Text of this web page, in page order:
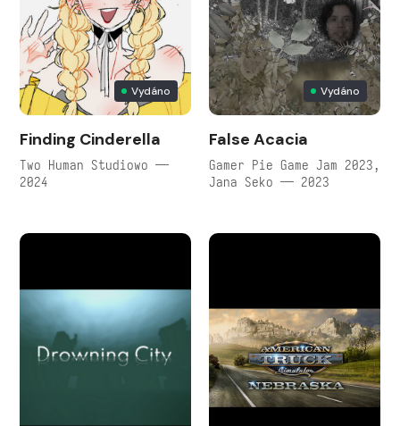
Vydáno
Finding Cinderella
Two Human Studiowo —
2024
Vydáno
False Acacia
Gamer Pie Game Jam 2023,
Jana Seko — 2023